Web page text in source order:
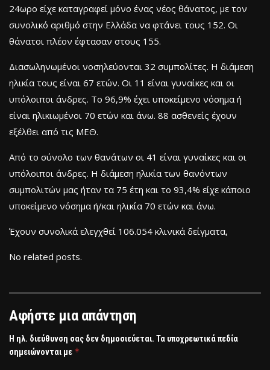
24ωρο είχε καταγραφεί μόνο ένας νέος θάνατος, με τον
συνολικό αριθμό στην Ελλάδα να φτάνει τους 152. Οι
θάνατοι πλέον έφτασαν στους 155.
Διασωληνωμένοι νοσηλεύονται 32 συμπολίτες. Η διάμεση
ηλικία τους είναι 67 ετών. Οι 11 είναι γυναίκες και οι
υπόλοιποι άνδρες. To 96,9% έχει υποκείμενο νόσημα ή
είναι ηλικιωμένοι 70 ετών και άνω. 88 ασθενείς έχουν
εξέλθει από τις ΜΕΘ.
Από το σύνολο των θανάτων οι 41 είναι γυναίκες και οι
υπόλοιποι άνδρες. Η διάμεση ηλικία των θανόντων
συμπολιτών μας ήταν τα 75 έτη και το 93,4% είχε κάποιο
υποκείμενο νόσημα ή/και ηλικία 70 ετών και άνω.
Έχουν συνολικά ελεγχθεί 106.054 κλινικά δείγματα,
No related posts.
Αφήστε μια απάντηση
Η ηλ. διεύθυνση σας δεν δημοσιεύεται. Τα υποχρεωτικά πεδία
σημειώνονται με *